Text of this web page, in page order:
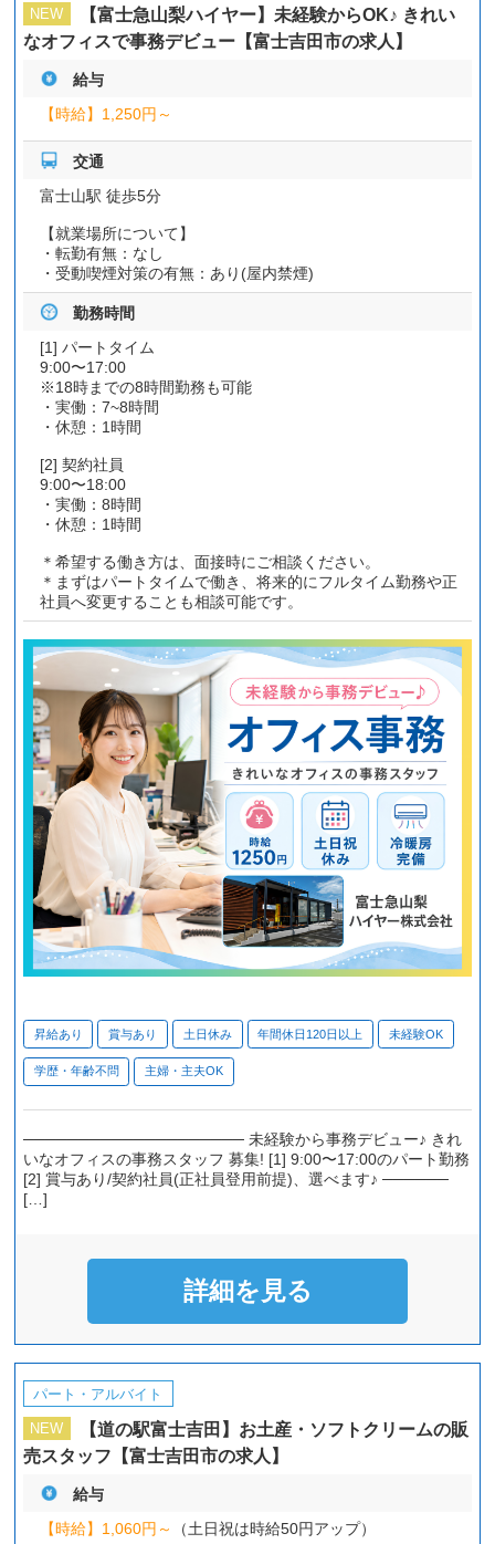
NEW
【富士急山梨ハイヤー】未経験からOK♪ きれい
なオフィスで事務デビュー【富士吉田市の求人】
給与
【時給】 1,250円～
交通
富士山駅 徒歩5分
【就業場所について】
・転勤有無：なし
・受動喫煙対策の有無：あり(屋内禁煙)
勤務時間
[1] パートタイム
9:00〜17:00
※18時までの8時間勤務も可能
・実働：7~8時間
・休憩：1時間
[2] 契約社員
9:00〜18:00
・実働：8時間
・休憩：1時間
＊希望する働き方は、面接時にご相談ください。
＊まずはパートタイムで働き、将来的にフルタイム勤務や正
社員へ変更することも相談可能です。
昇給あり 賞与あり 土日休み 年間休日120日以上 未経験OK
学歴・年齢不問 主婦・主夫OK
──────────────────── 未経験から事務デビュー♪ きれ
いなオフィスの事務スタッフ 募集! [1] 9:00〜17:00のパート勤務
[2] 賞与あり/契約社員(正社員登用前提)、選べます♪ ──────
[…]
詳細を見る
パート・アルバイト
NEW
【道の駅富士吉田】お土産・ソフトクリームの販
売スタッフ【富士吉田市の求人】
給与
【時給】 1,060円～ （土日祝は時給50円アップ）